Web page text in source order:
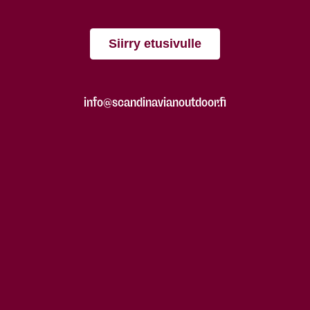
Siirry etusivulle
info@scandinavianoutdoor.fi